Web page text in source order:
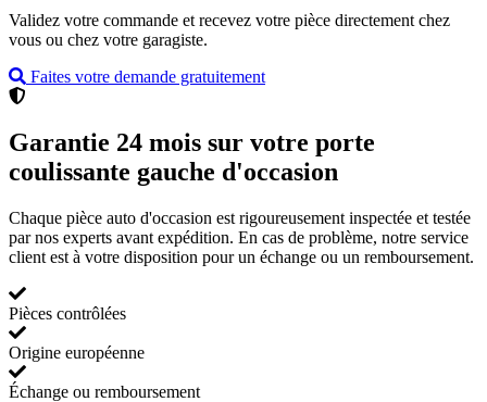
Validez votre commande et recevez votre pièce directement chez
vous ou chez votre garagiste.
Faites votre demande gratuitement
Garantie 24 mois sur votre porte
coulissante gauche d'occasion
Chaque pièce auto d'occasion est rigoureusement inspectée et testée
par nos experts avant expédition. En cas de problème, notre service
client est à votre disposition pour un échange ou un remboursement.
Pièces contrôlées
Origine européenne
Échange ou remboursement